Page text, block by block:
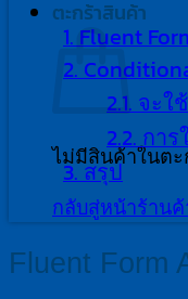
ตะกร้าสินค้า
ไม่มีสินค้าในตะ
กลับสู่หน้าร้านค้
1. Fluent
2.
2.1. จะใ
2.2. การ
3.สรุป
Fluent Form